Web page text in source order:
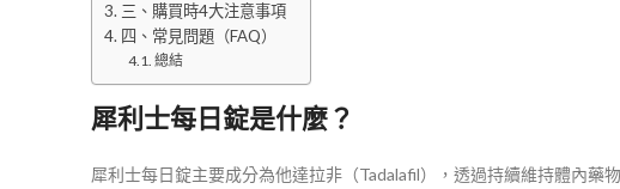
三、購買時4大注意事項
四、常見問題（FAQ）
總結
犀利士每日錠是什麼？
犀利士每日錠主要成分為他達拉非（Tadalafil），透過持續維持體內